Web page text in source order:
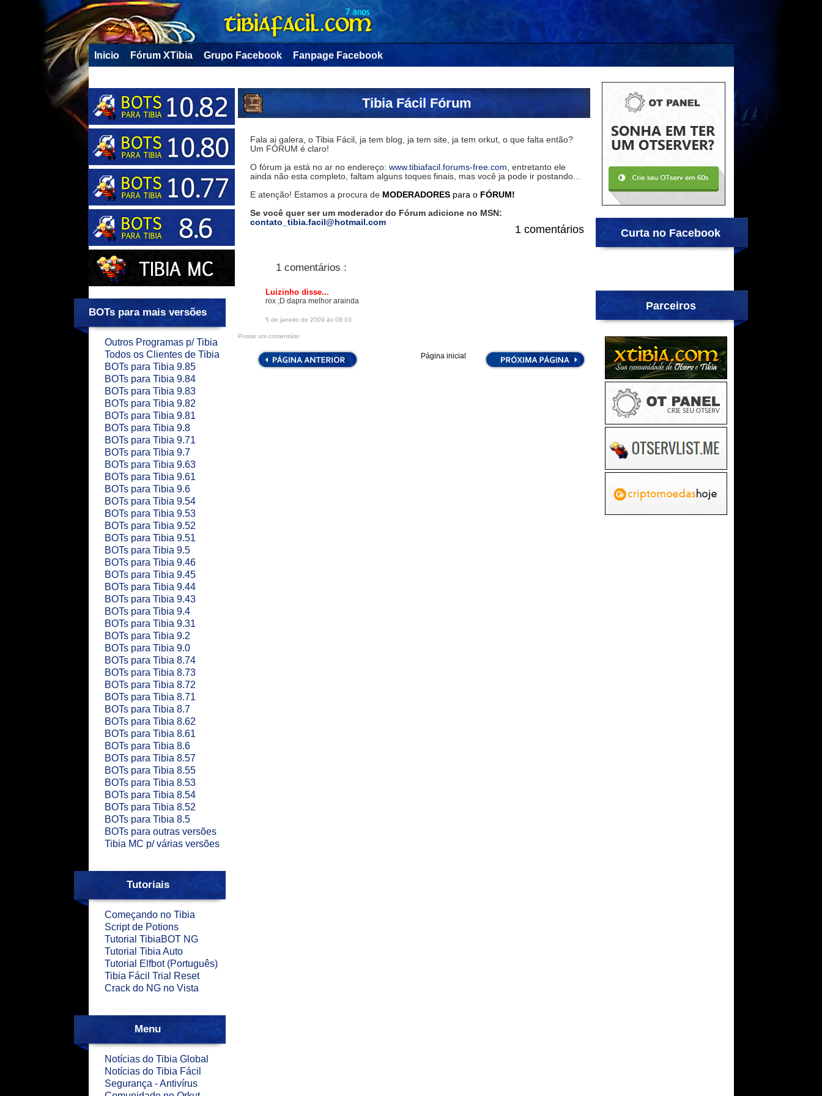
Inicio Fórum XTibia Grupo Facebook Fanpage Facebook
BOTs para mais versões
Outros Programas p/ Tibia
Todos os Clientes de Tibia
BOTs para Tibia 9.85
BOTs para Tibia 9.84
BOTs para Tibia 9.83
BOTs para Tibia 9.82
BOTs para Tibia 9.81
BOTs para Tibia 9.8
BOTs para Tibia 9.71
BOTs para Tibia 9.7
BOTs para Tibia 9.63
BOTs para Tibia 9.61
BOTs para Tibia 9.6
BOTs para Tibia 9.54
BOTs para Tibia 9.53
BOTs para Tibia 9.52
BOTs para Tibia 9.51
BOTs para Tibia 9.5
BOTs para Tibia 9.46
BOTs para Tibia 9.45
BOTs para Tibia 9.44
BOTs para Tibia 9.43
BOTs para Tibia 9.4
BOTs para Tibia 9.31
BOTs para Tibia 9.2
BOTs para Tibia 9.0
BOTs para Tibia 8.74
BOTs para Tibia 8.73
BOTs para Tibia 8.72
BOTs para Tibia 8.71
BOTs para Tibia 8.7
BOTs para Tibia 8.62
BOTs para Tibia 8.61
BOTs para Tibia 8.6
BOTs para Tibia 8.57
BOTs para Tibia 8.55
BOTs para Tibia 8.53
BOTs para Tibia 8.54
BOTs para Tibia 8.52
BOTs para Tibia 8.5
BOTs para outras versões
Tibia MC p/ várias versões
Tutoriais
Começando no Tibia
Script de Potions
Tutorial TibiaBOT NG
Tutorial Tibia Auto
Tutorial Elfbot (Português)
Tibia Fácil Trial Reset
Crack do NG no Vista
Menu
Notícias do Tibia Global
Notícias do Tibia Fácil
Segurança - Antivírus
Tibia Fácil Fórum
Fala ai galera, o Tibia Fácil, ja tem blog, ja tem site, ja tem orkut, o que falta então?
Um FÓRUM é claro!
O fórum ja está no ar no endereço: www.tibiafacil.forums-free.com , entretanto ele
ainda não esta completo, faltam alguns toques finais, mas você ja pode ir postando...
E atenção! Estamos a procura de MODERADORESpara o FÓRUM!
Se você quer ser um moderador do Fórum adicione no MSN:
contato_tibia.facil@hotmail.com
1 comentários
1 comentários :
Luizinho disse...
rox ;D dapra melhor arainda
5 de janeiro de 2009 às 08:03
Postar um comentário
Página inicial
Curta no Facebook
Parceiros